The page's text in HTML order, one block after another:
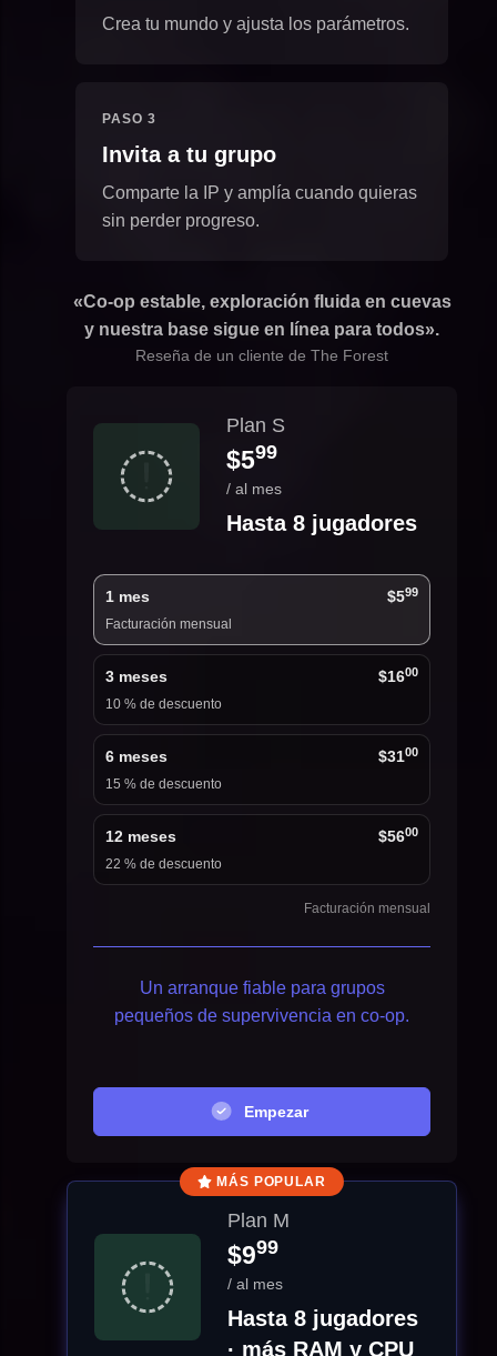
Crea tu mundo y ajusta los parámetros.
PASO 3
Invita a tu grupo
Comparte la IP y amplía cuando quieras
sin perder progreso.
«Co-op estable, exploración fluida en cuevas
y nuestra base sigue en línea para todos».
Reseña de un cliente de The Forest
Plan S
$599
/ al mes
Hasta 8 jugadores
1 mes $599
Facturación mensual
3 meses $1600
10 % de descuento
6 meses $3100
15 % de descuento
12 meses $5600
22 % de descuento
Facturación mensual
Un arranque fiable para grupos
pequeños de supervivencia en co-op.
Empezar
MÁS POPULAR
Plan M
$999
/ al mes
Hasta 8 jugadores
· más RAM y CPU